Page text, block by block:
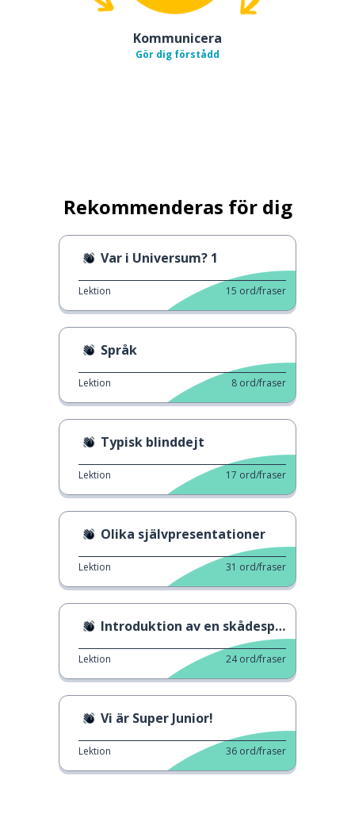
Kommunicera
Gör dig förstådd
Rekommenderas för dig
Var i Universum? 1
Lektion 15 ord/fraser
Språk
Lektion 8 ord/fraser
Typisk blinddejt
Lektion 17 ord/fraser
Olika självpresentationer
Lektion 31 ord/fraser
Introduktion av en skådespelare
Lektion 24 ord/fraser
Vi är Super Junior!
Lektion 36 ord/fraser